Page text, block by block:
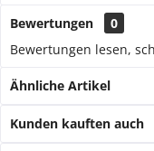
Bewertungen
0
Bewertungen lesen,
Ähnliche Artikel
Kunden kauften auch